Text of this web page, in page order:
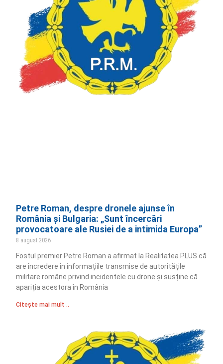
Petre Roman, despre dronele ajunse în
România și Bulgaria: „Sunt încercări
provocatoare ale Rusiei de a intimida Europa”
8 august 2026
Fostul premier Petre Roman a afirmat la Realitatea PLUS că
are încredere în informațiile transmise de autoritățile
militare române privind incidentele cu drone și susține că
apariția acestora în România
Citește mai mult ..